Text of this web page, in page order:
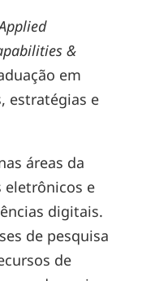
&
em
estratégias e
áreas da
eletrônicos e
digitais.
de pesquisa
de